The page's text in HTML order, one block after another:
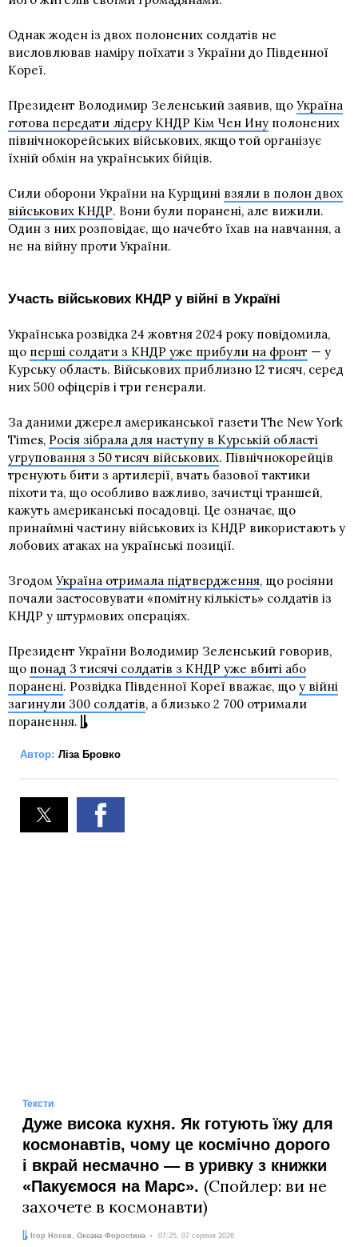
Однак жоден із двох полонених солдатів не
висловлював наміру поїхати з України до Південної
Кореї.
Президент Володимир Зеленський заявив, що Україна
готова передати лідеру КНДР Кім Чен Ину полонених
північнокорейських військових, якщо той організує
їхній обмін на українських бійців.
Сили оборони України на Курщині взяли в полон двох
військових КНДР. Вони були поранені, але вижили.
Один з них розповідає, що начебто їхав на навчання, а
не на війну проти України.
Участь військових КНДР у війні в Україні
Українська розвідка 24 жовтня 2024 року повідомила,
що перші солдати з КНДР уже прибули на фронт — у
Курську область. Військових приблизно 12 тисяч, серед
них 500 офіцерів і три генерали.
За даними джерел американської газети The New York
Times, Росія зібрала для наступу в Курській області
угруповання з 50 тисяч військових. Північнокорейців
тренують бити з артилерії, вчать базової тактики
піхоти та, що особливо важливо, зачистці траншей,
кажуть американські посадовці. Це означає, що
принаймні частину військових із КНДР використають у
лобових атаках на українські позиції.
Згодом Україна отримала підтвердження, що росіяни
почали застосовувати «помітну кількість» солдатів із
КНДР у штурмових операціях.
Президент України Володимир Зеленський говорив,
що понад 3 тисячі солдатів з КНДР уже вбиті або
поранені. Розвідка Південної Кореї вважає, що у війні
загинули 300 солдатів, а близько 2 700 отримали
поранення.
Автор: Ліза Бровко